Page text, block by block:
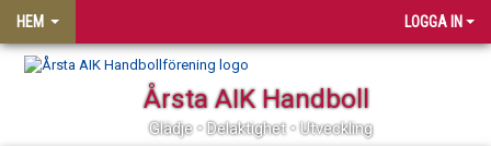
HEM LOGGA IN
Årsta AIK Handboll
Glädje • Delaktighet • Utveckling